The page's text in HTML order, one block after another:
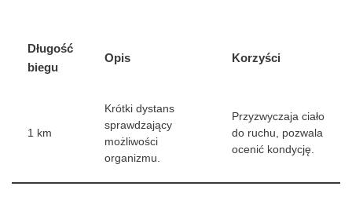
Długość
biegu
Opis Korzyści
1 km
Krótki dystans
sprawdzający
możliwości
organizmu.
Przyzwyczaja ciało
do ruchu, pozwala
ocenić kondycję.